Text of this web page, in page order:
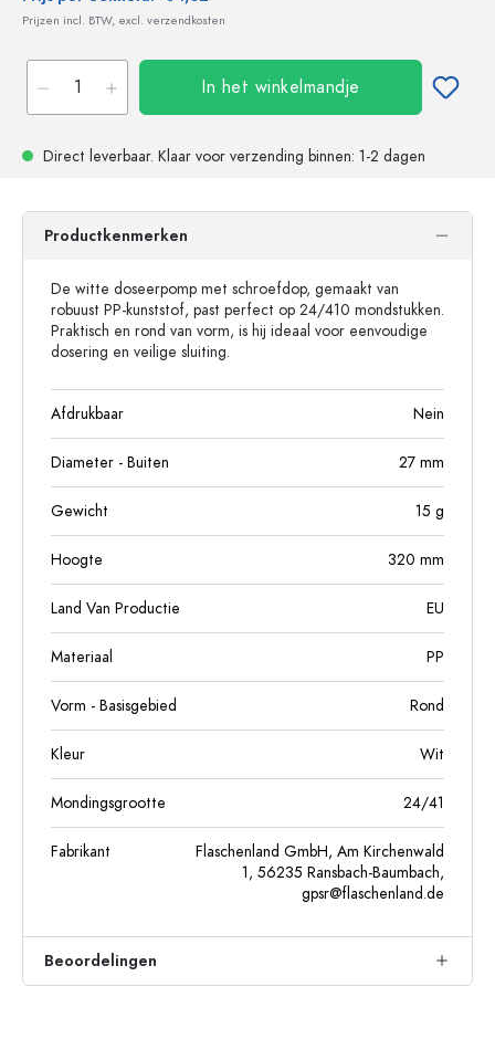
Prijzen incl. BTW, excl. verzendkosten
In het winkelmandje
Direct leverbaar. Klaar voor verzending binnen: 1-2 dagen
Productkenmerken
De witte doseerpomp met schroefdop, gemaakt van
robuust PP-kunststof, past perfect op 24/410 mondstukken.
Praktisch en rond van vorm, is hij ideaal voor eenvoudige
dosering en veilige sluiting.
Afdrukbaar Nein
Diameter - Buiten 27 mm
Gewicht 15 g
Hoogte 320 mm
Land Van Productie EU
Materiaal PP
Vorm - Basisgebied Rond
Kleur Wit
Mondingsgrootte 24/41
Fabrikant
Flaschenland GmbH, Am Kirchenwald
1, 56235 Ransbach-Baumbach,
gpsr@flaschenland.de
Beoordelingen